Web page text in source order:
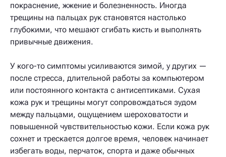
покраснение, жжение и болезненность. Иногда
трещины на пальцах рук становятся настолько
глубокими, что мешают сгибать кисть и выполнять
привычные движения.
У кого-то симптомы усиливаются зимой, у других —
после стресса, длительной работы за компьютером
или постоянного контакта с антисептиками. Сухая
кожа рук и трещины могут сопровождаться зудом
между пальцами, ощущением шероховатости и
повышенной чувствительностью кожи. Если кожа рук
сохнет и трескается долгое время, человек начинает
избегать воды, перчаток, спорта и даже обычных